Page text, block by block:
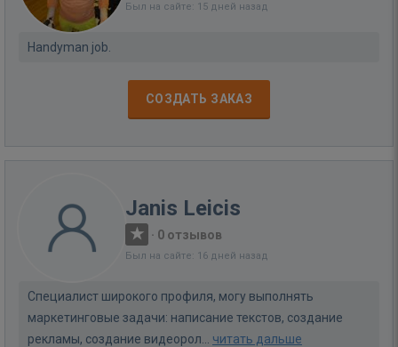
Был на сайте: 15 дней назад
Handyman job.
СОЗДАТЬ ЗАКАЗ
Janis Leicis
· 0 отзывов
Был на сайте: 16 дней назад
Специалист широкого профиля, могу выполнять
маркетинговые задачи: написание текстов, создание
рекламы, создание видеорол... читать дальше